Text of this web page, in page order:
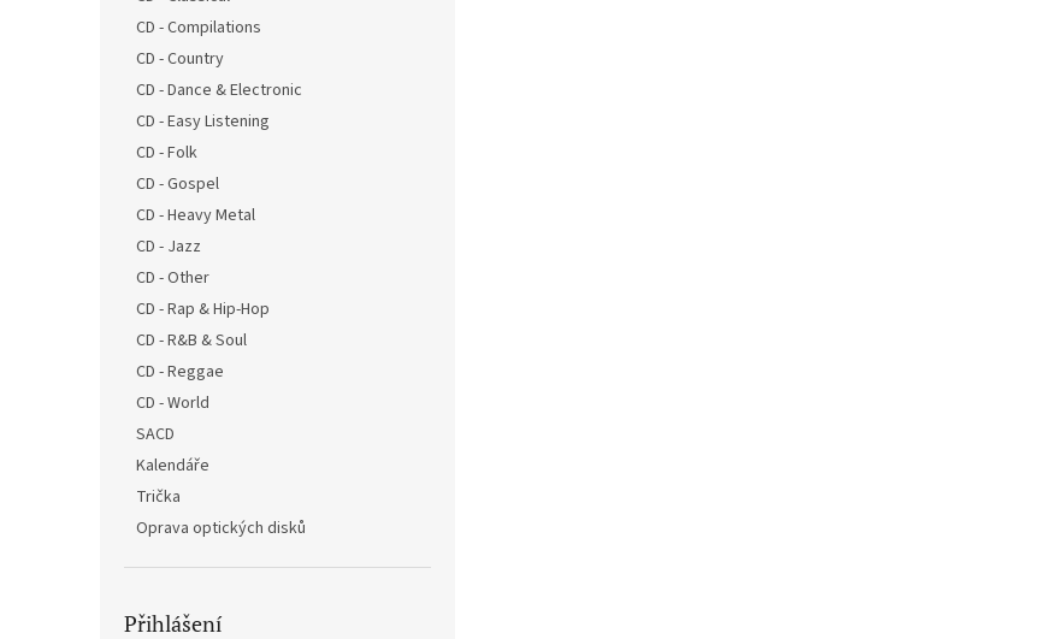
CD - Compilations
CD - Country
CD - Dance & Electronic
CD - Easy Listening
CD - Folk
CD - Gospel
CD - Heavy Metal
CD - Jazz
CD - Other
CD - Rap & Hip-Hop
CD - R&B & Soul
CD - Reggae
CD - World
SACD
Kalendáře
Trička
Oprava optických disků
Přihlášení